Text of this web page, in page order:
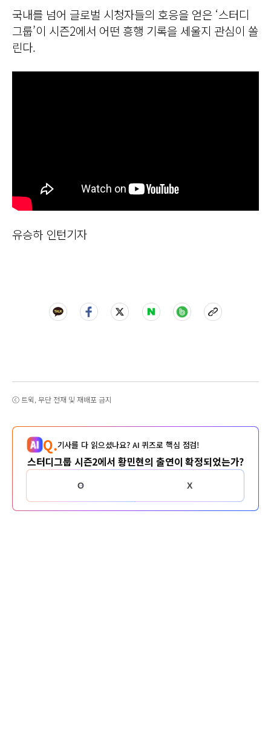
국내를 넘어 글로벌 시청자들의 호응을 얻은 ‘스터디
그룹’이 시즌2에서 어떤 흥행 기록을 세울지 관심이 쏠
린다.
유승하 인턴기자
ⓒ 트윅, 무단 전재 및 재배포 금지
Q.기사를 다 읽으셨나요? AI 퀴즈로 핵심 점검!
스터디그룹 시즌2에서 황민현의 출연이 확정되었는가?
O X